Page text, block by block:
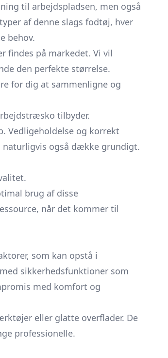
til arbejdspladsen, men også
af denne slags fodtøj, hver
behov.
findes på markedet. Vi vil
den perfekte størrelse.
for dig at sammenligne og
tilbyder.
Vedligeholdelse og korrekt
også dække grundigt.
brug af disse
når det kommer til
som kan opstå i
sikkerhedsfunktioner som
med komfort og
eller glatte overflader. De
professionelle.